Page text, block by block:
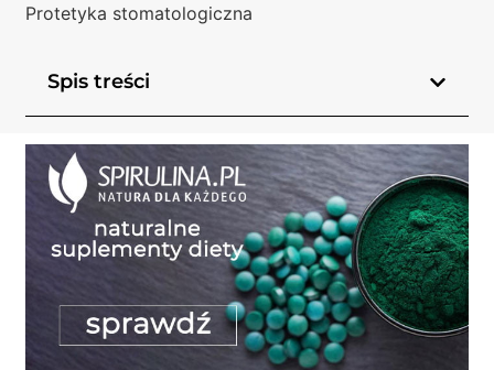
Protetyka stomatologiczna
Spis treści